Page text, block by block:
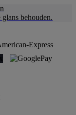
behouden.